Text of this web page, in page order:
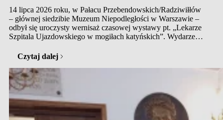
14 lipca 2026 roku, w Pałacu Przebendowskich/Radziwiłłów
– głównej siedzibie Muzeum Niepodległości w Warszawie –
odbył się uroczysty wernisaż czasowej wystawy pt. „Lekarze
Szpitala Ujazdowskiego w mogiłach katyńskich”. Wydarzenie
Głównej Biblioteki Lekarskiej im. Stanisława Konopki
w Warszawie we współpracy z Muzeum Katyńskim
oraz Muzeum Niepodległości. Ekspozycja ma na celu
uczczenie pamięci wybitnych polskich lekarzy –…
Czytaj dalej